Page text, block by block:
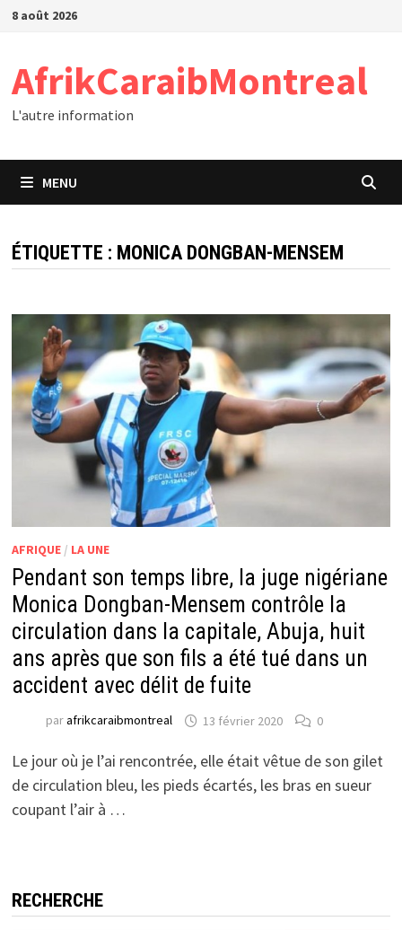
Passer
8 août 2026
AfrikCaraibMontreal
L'autre information
MENU
ÉTIQUETTE : MONICA DONGBAN-MENSEM
AFRIQUE/ LA UNE
Pendant son temps libre, la juge nigériane
Monica Dongban-Mensem contrôle la
circulation dans la capitale, Abuja, huit
ans après que son fils a été tué dans un
accident avec délit de fuite
parafrikcaraibmontreal 13 février 2020 0
Le jour où je l’ai rencontrée, elle était vêtue de son gilet
de circulation bleu, les pieds écartés, les bras en sueur
coupant l’air à …
RECHERCHE